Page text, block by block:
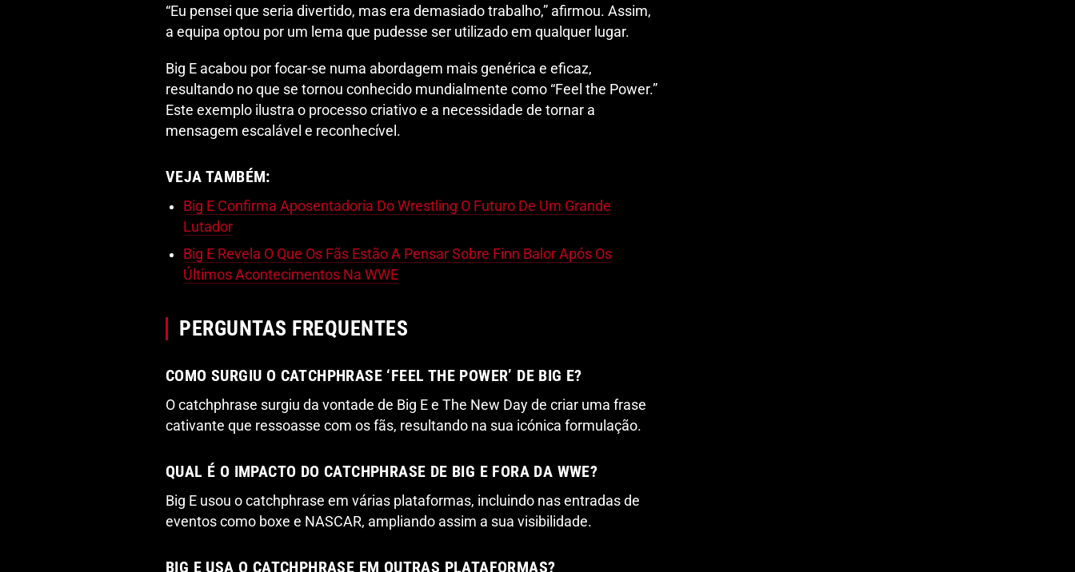
“Eu pensei que seria divertido, mas era demasiado trabalho,” afirmou. Assim,
a equipa optou por um lema que pudesse ser utilizado em qualquer lugar.
Big E acabou por focar-se numa abordagem mais genérica e eficaz,
resultando no que se tornou conhecido mundialmente como “Feel the Power.”
Este exemplo ilustra o processo criativo e a necessidade de tornar a
mensagem escalável e reconhecível.
VEJA TAMBÉM:
Big E Confirma Aposentadoria Do Wrestling O Futuro De Um Grande
Lutador
Big E Revela O Que Os Fãs Estão A Pensar Sobre Finn Balor Após Os
Últimos Acontecimentos Na WWE
PERGUNTAS FREQUENTES
COMO SURGIU O CATCHPHRASE ‘FEEL THE POWER’ DE BIG E?
O catchphrase surgiu da vontade de Big E e The New Day de criar uma frase
cativante que ressoasse com os fãs, resultando na sua icónica formulação.
QUAL É O IMPACTO DO CATCHPHRASE DE BIG E FORA DA WWE?
Big E usou o catchphrase em várias plataformas, incluindo nas entradas de
eventos como boxe e NASCAR, ampliando assim a sua visibilidade.
BIG E USA O CATCHPHRASE EM OUTRAS PLATAFORMAS?